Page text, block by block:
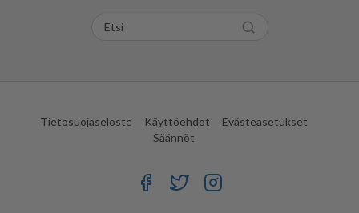
Tietosuojaseloste Käyttöehdot
Evästeasetukset
Säännöt